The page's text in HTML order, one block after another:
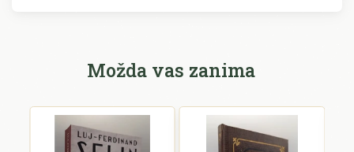
Možda vas zanima